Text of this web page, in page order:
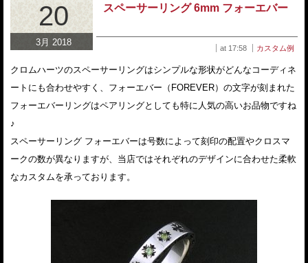
20
3月 2018
スペーサーリング 6mm フォーエバー
at 17:58 カスタム例
クロムハーツのスペーサーリングはシンプルな形状がどんなコーディネ
ートにも合わせやすく、フォーエバー（FOREVER）の文字が刻まれた
フォーエバーリングはペアリングとしても特に人気の高いお品物ですね
♪
スペーサーリング フォーエバーは号数によって刻印の配置やクロスマ
ークの数が異なりますが、当店ではそれぞれのデザインに合わせた柔軟
なカスタムを承っております。